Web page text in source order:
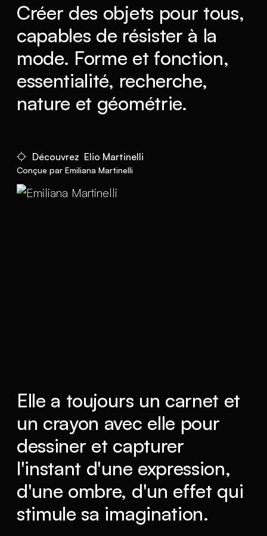
Créer des objets pour tous,
capables de résister à la
mode. Forme et fonction,
essentialité, recherche,
nature et géométrie.
Découvrez Elio Martinelli
Conçue par Emiliana Martinelli
Elle a toujours un carnet et
un crayon avec elle pour
dessiner et capturer
l'instant d'une expression,
d'une ombre, d'un effet qui
stimule sa imagination.